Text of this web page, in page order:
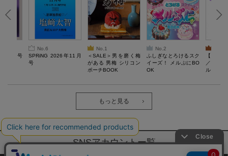
10月号
No.6
SPRiNG 2026年11月
号
No.1
＜SALE＞男を磨く梅
がある 男梅 シリコン
ポーチBOOK
No.2
ふしぎなとろけるスク
イーズ！ メルぷにBO
OK
【
／Lサ
ル）【
労回復ウ
もっと見る
SNSアカウントー覧